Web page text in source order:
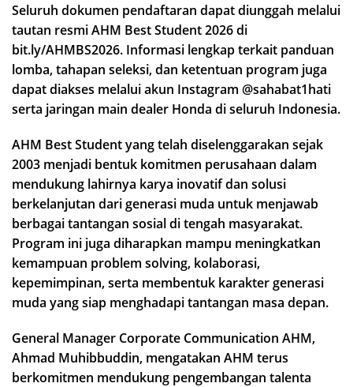
Seluruh dokumen pendaftaran dapat diunggah melalui
tautan resmi AHM Best Student 2026 di
bit.ly/AHMBS2026. Informasi lengkap terkait panduan
lomba, tahapan seleksi, dan ketentuan program juga
dapat diakses melalui akun Instagram @sahabat1hati
serta jaringan main dealer Honda di seluruh Indonesia.
AHM Best Student yang telah diselenggarakan sejak
2003 menjadi bentuk komitmen perusahaan dalam
mendukung lahirnya karya inovatif dan solusi
berkelanjutan dari generasi muda untuk menjawab
berbagai tantangan sosial di tengah masyarakat.
Program ini juga diharapkan mampu meningkatkan
kemampuan problem solving, kolaborasi,
kepemimpinan, serta membentuk karakter generasi
muda yang siap menghadapi tantangan masa depan.
General Manager Corporate Communication AHM,
Ahmad Muhibbuddin, mengatakan AHM terus
berkomitmen mendukung pengembangan talenta